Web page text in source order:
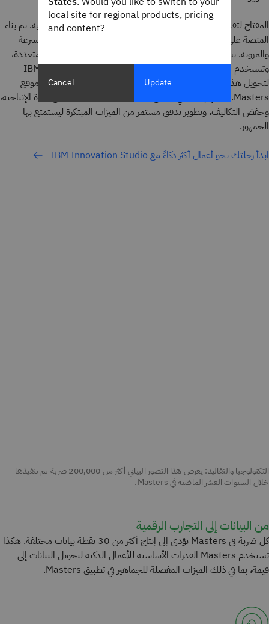
المفتاح لتقديم تجارب جماهيرية تفاعلية هو منصة Masters الرقمية. تم بناء
المنصة على بنية سحابية هجينة، وهي مصممة لتحقيق التوسع والسرعة
والمرونة. تستوعب كميات ضخمة ومتنوعة من البيانات من مصادر متعددة،
وتستخدم مجموعة من خدمات الذكاء الاصطناعي من IBM watsonx
لتحويل هذه البيانات إلى محتوى ورؤى وميزات متاحة على تطبيق وموقع
Masters. ويُسهم ذلك في تمكين فريق Masters Digital من زيادة الإنتاجية،
وخفض التكاليف، وتطوير تدفق مستمر من الميزات المبتكرة ليستمتع بها
الجمهور.
ابدأ رحلتك نحو أعمال أكثر ذكاءً مع IBM Innovation Studio
التكنولوجيا والتقاليد: يعرض هذا التصور البياني أكثر من 200,000 ضربة تم تنفيذها
خلال السنوات العشر الماضية في Masters.
من البيانات إلى التجارب الرقمية
كل ضربة في Masters تؤدي إلى إنتاج أكثر من 30 نقطة بيانات مختلفة. هكذا
تستخدم Masters القدرات الأساسية للأعمال الذكية لتحويل البيانات إلى
قيمة، بما في ذلك الميزات المفضلة للجماهير في تطبيق Masters.
local site for regional products, pricing
and content?
Cancel Update